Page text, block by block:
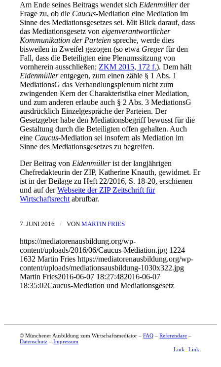
Am Ende seines Beitrags wendet sichEidenmüllerder
Frage zu, ob die Caucus-Mediation eine Mediation im
Sinne des Mediationsgesetzes sei. Mit Blick darauf, dass
das Mediationsgesetz voneigenverantwortlicher
Kommunikation der Parteienspreche, werde dies
bisweilen in Zweifel gezogen (so etwa Gregerfür den
Fall, dass die Beteiligten eine Plenumssitzung von
vornherein ausschließen;ZKM 2015, 172 f.). Dem hält
Eidenmüllerentgegen, zum einen zähle § 1 Abs. 1
MediationsG das Verhandlungsplenum nicht zum
zwingenden Kern der Charakteristika einer Mediation,
und zum anderen erlaube auch § 2 Abs. 3 MediationsG
ausdrücklich Einzelgespräche der Parteien. Der
Gesetzgeber habe den Mediationsbegriff bewusst für die
Gestaltung durch die Beteiligten offen gehalten. Auch
eine Caucus-Mediation sei insofern als Mediation im
Sinne des Mediationsgesetzes zu begreifen.
Der Beitrag vonEidenmüllerist der langjährigen
Chefredakteurin der ZIP, Katherine Knauth, gewidmet. Er
ist in der Beilage zu Heft 22/2016, S. 18-20, erschienen
und auf derWebseite der ZIP Zeitschrift für
Wirtschaftsrechtabrufbar.
7. JUNI 2016 / VONMARTIN FRIES
https://mediatorenausbildung.org/wp-
content/uploads/2016/06/Caucus-Mediation.jpg 1224
1632 Martin Fries https://mediatorenausbildung.org/wp-
content/uploads/mediationsausbildung-1030x322.jpg
Martin Fries2016-06-07 18:27:482016-06-07
18:35:02Caucus-Mediation und Mediationsgesetz
© Münchener Ausbildung zum Wirtschaftsmediator –FAQ –Referendare –
Datenschutz –Impressum
Link
Link